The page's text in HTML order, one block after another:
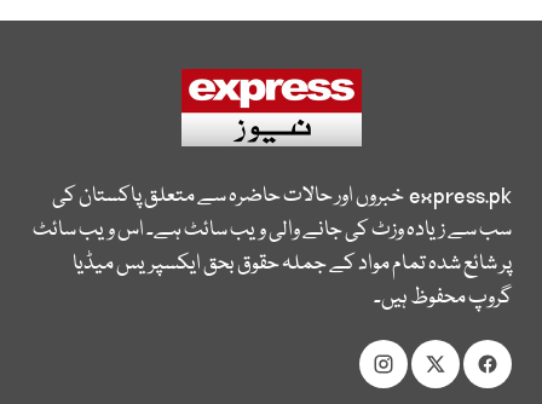
express.pkخبروں اور حالات حاضرہ سے متعلق پاکستان کی
سب سے زیادہ وزٹ کی جانے والی ویب سائٹ ہے۔ اس ویب سائٹ
پر شائع شدہ تمام مواد کے جملہ حقوق بحق ایکسپریس میڈیا
گروپ محفوظ ہیں۔